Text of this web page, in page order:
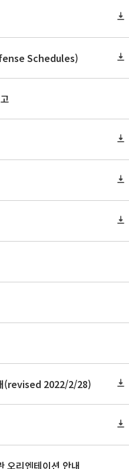
Schedules)
(revised 2022/2/28)
오리엔테이션 안내